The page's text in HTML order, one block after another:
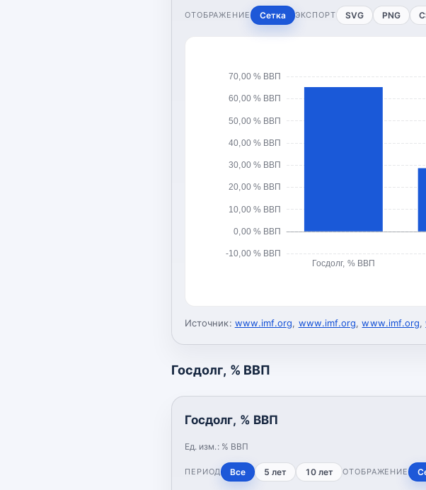
ОТОБРАЖЕНИЕ Сетка ЭКСПОРТ SVG PNG
-10,00 % ВВП
0,00 % ВВП
10,00 % ВВП
20,00 % ВВП
30,00 % ВВП
40,00 % ВВП
50,00 % ВВП
60,00 % ВВП
70,00 % ВВП
Госдолг, % ВВП
Источник: www.imf.org, www.imf.org,www.imf.org,
Госдолг, % ВВП
Госдолг, % ВВП
Ед. изм.: % ВВП
ПЕРИОД Все 5 лет 10 лет ОТОБРАЖЕНИЕ